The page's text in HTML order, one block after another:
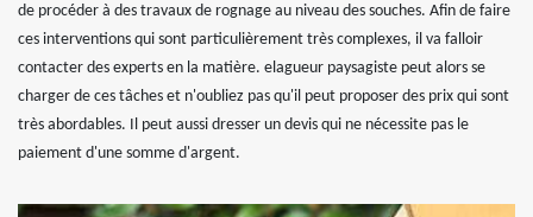
de procéder à des travaux de rognage au niveau des souches. Afin de faire
ces interventions qui sont particulièrement très complexes, il va falloir
contacter des experts en la matière. elagueur paysagiste peut alors se
charger de ces tâches et n'oubliez pas qu'il peut proposer des prix qui sont
très abordables. Il peut aussi dresser un devis qui ne nécessite pas le
paiement d'une somme d'argent.